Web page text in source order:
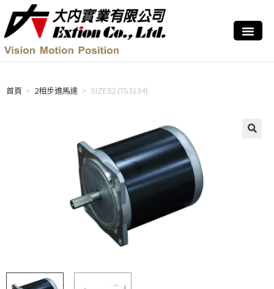
首頁 > 2相步進馬達 > SIZE82 (TS3134)